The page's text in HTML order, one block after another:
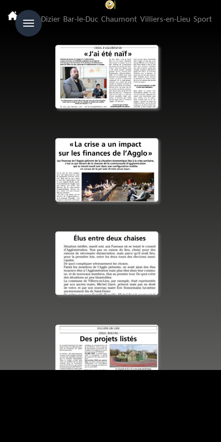
Saint-Dizier Bar-le-Duc Chaumont Villiers-en-Lieu Sport
Menu